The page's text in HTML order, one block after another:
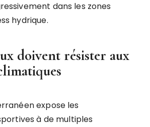
dans les zones
hydrique.
doivent résister aux
expose les
à de multiples